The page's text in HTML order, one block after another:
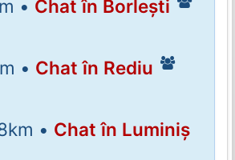
• Chat în Borlești
• Chat în Rediu
• Chat în Luminiș